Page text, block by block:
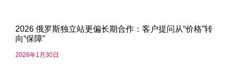
2026 俄罗斯独立站更偏长期合作：客户提问从“价格”转
向“保障”
2026年1月30日